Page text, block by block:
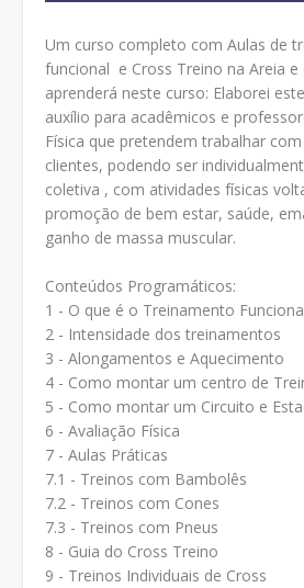
Um curso completo com Aulas de
funcional e Cross Treino na Areia e
aprenderá neste curso: Elaborei
auxílio para acadêmicos e
Física que pretendem trabalhar
clientes, podendo ser
coletiva , com atividades físicas
promoção de bem estar, saúde,
ganho de massa muscular.
Conteúdos Programáticos:
1 - O que é o Treinamento
2 - Intensidade dos treinamentos
3 - Alongamentos e Aquecimento
4 - Como montar um centro de
5 - Como montar um Circuito e
6 - Avaliação Física
7 - Aulas Práticas
7.1 - Treinos com Bambolês
7.2 - Treinos com Cones
7.3 - Treinos com Pneus
8 - Guia do Cross Treino
9 - Treinos Individuais de Cross